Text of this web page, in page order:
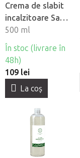
Crema de slabit
incalzitoare Sara
Beauty Spa -
Thermo
Scortisoară
500 ml
În stoc (livrare în
48h)
109 lei
La coş